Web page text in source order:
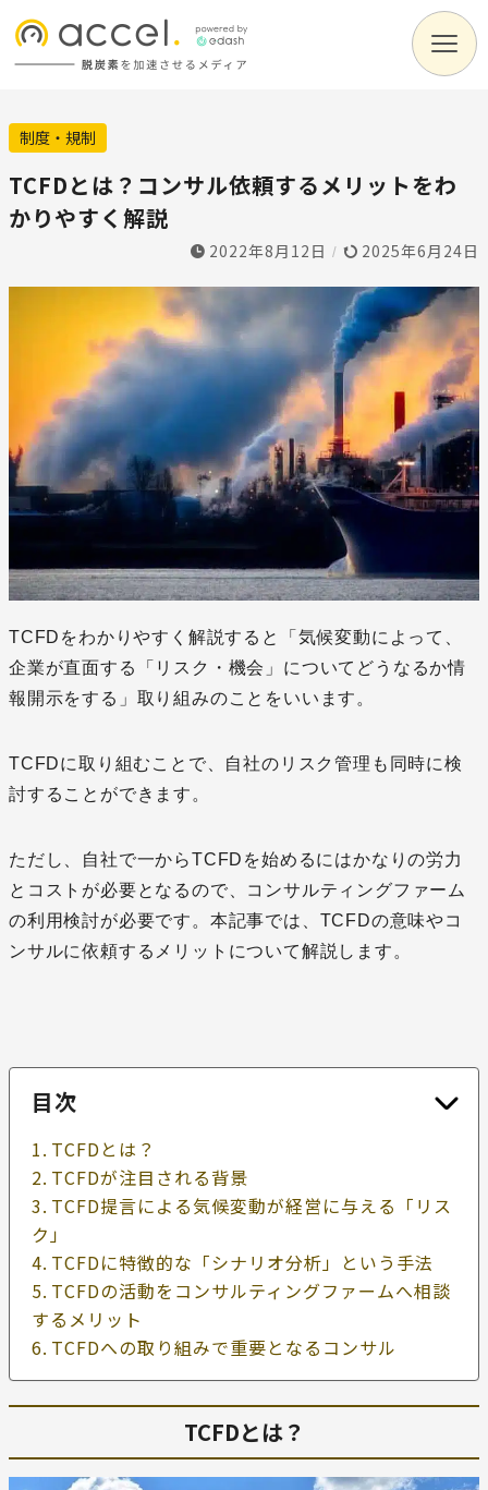
制度・規制
TCFDとは？コンサル依頼するメリットをわ
かりやすく解説
2022年8月12日 / 2025年6月24日
TCFDをわかりやすく解説すると「気候変動によって、
企業が直面する「リスク・機会」についてどうなるか情
報開示をする」取り組みのことをいいます。
TCFDに取り組むことで、自社のリスク管理も同時に検
討することができます。
ただし、自社で一からTCFDを始めるにはかなりの労力
とコストが必要となるので、コンサルティングファーム
の利用検討が必要です。本記事では、TCFDの意味やコ
ンサルに依頼するメリットについて解説します。
目次
TCFDとは？
TCFDが注目される背景
TCFD提言による気候変動が経営に与える「リス
ク」
TCFDに特徴的な「シナリオ分析」という手法
TCFDの活動をコンサルティングファームへ相談
するメリット
TCFDへの取り組みで重要となるコンサル
TCFDとは？